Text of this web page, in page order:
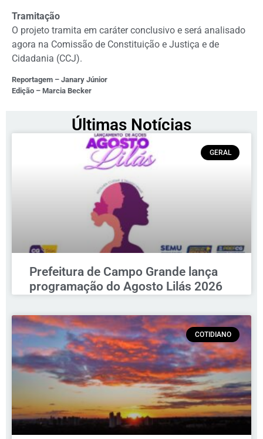
Tramitação
O projeto tramita em caráter conclusivo e será analisado
agora na Comissão de Constituição e Justiça e de
Cidadania (CCJ).
Reportagem – Janary Júnior
Edição – Marcia Becker
Últimas Notícias
GERAL
Prefeitura de Campo Grande lança
programação do Agosto Lilás 2026
COTIDIANO